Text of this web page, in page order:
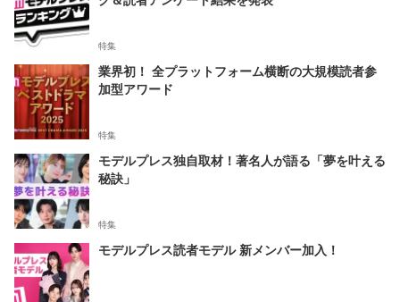
特集
業界初！ 全プラットフォーム横断の大規模読者参
加型アワード
特集
モデルプレス独自取材！著名人が語る「夢を叶える
秘訣」
特集
モデルプレス読者モデル 新メンバー加入！